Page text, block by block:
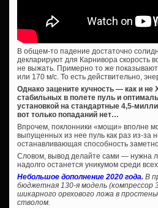
В общем-то падение достаточно
декларируют для Карнивора скорость
не выжать. Примерно то же
или 170 м/с. То есть действительно,
Однако зацените кучность — как и
стабильных в полете пуль и
установкой на стандартные 4,5-
вот только попаданий нет…
Впрочем, поклонники «мощи» вполне
выпущенных из нее пуль как раз из-за
останавливающая способность
Словом, вывод делайте сами — нужна
надолго останется уникумом среди
Небольшое дополнение 2020 года. В
бюджетная 130-я модель (компрессор
шикарного орехового ложа в
стволом.